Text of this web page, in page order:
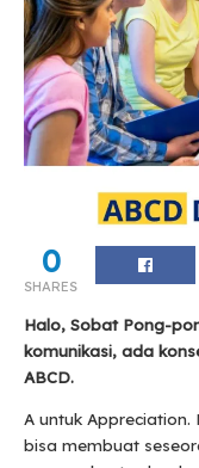
0
SHARES
Halo, Sobat Pong-
komunikasi, ada
ABCD.
A untuk
bisa membuat